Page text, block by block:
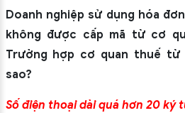
Doanh nghiệp sử dụng hóa
không được cấp mã từ cơ
Trường hợp cơ quan thuế từ
sao?
Số điện thoại dài quá hơn 20 ký